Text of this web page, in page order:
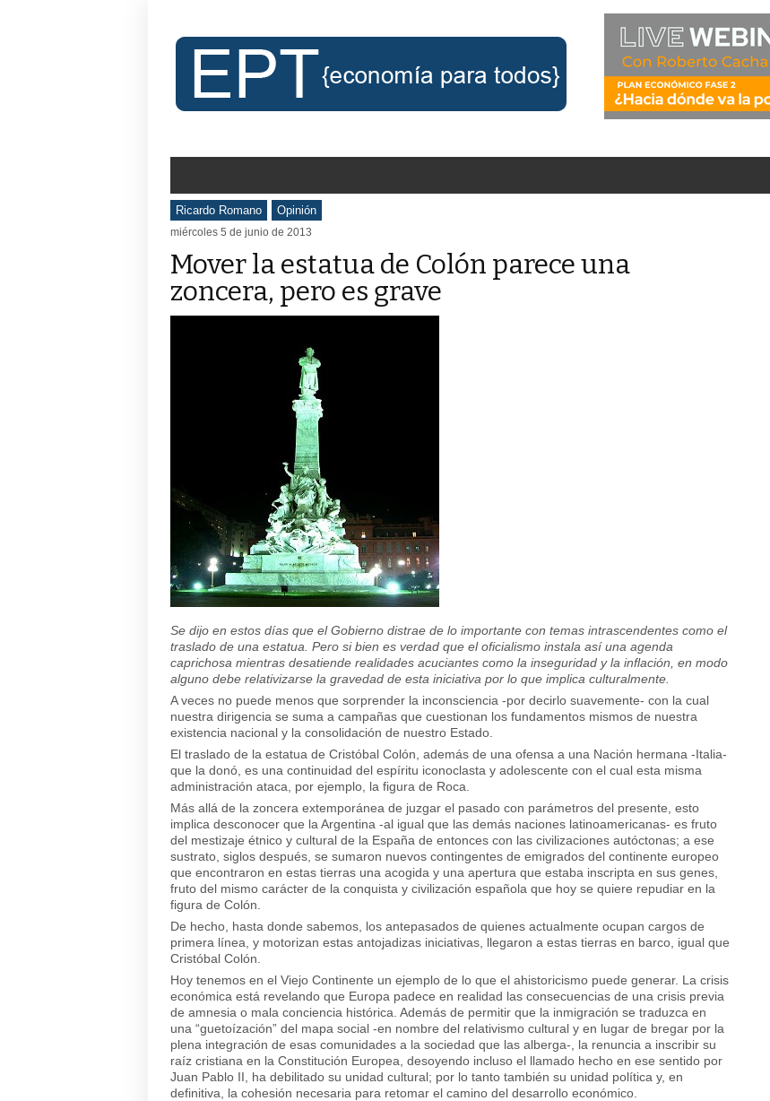
Ricardo Romano Opinión
miércoles 5 de junio de 2013
Mover la estatua de Colón parece una
zoncera, pero es grave
Se dijo en estos días que el Gobierno distrae de lo importante con temas intrascendentes como el
traslado de una estatua. Pero si bien es verdad que el oficialismo instala así una agenda
caprichosa mientras desatiende realidades acuciantes como la inseguridad y la inflación, en modo
alguno debe relativizarse la gravedad de esta iniciativa por lo que implica culturalmente.
A veces no puede menos que sorprender la inconsciencia -por decirlo suavemente- con la cual
nuestra dirigencia se suma a campañas que cuestionan los fundamentos mismos de nuestra
existencia nacional y la consolidación de nuestro Estado.
El traslado de la estatua de Cristóbal Colón, además de una ofensa a una Nación hermana -Italia-
que la donó, es una continuidad del espíritu iconoclasta y adolescente con el cual esta misma
administración ataca, por ejemplo, la figura de Roca.
Más allá de la zoncera extemporánea de juzgar el pasado con parámetros del presente, esto
implica desconocer que la Argentina -al igual que las demás naciones latinoamericanas- es fruto
del mestizaje étnico y cultural de la España de entonces con las civilizaciones autóctonas; a ese
sustrato, siglos después, se sumaron nuevos contingentes de emigrados del continente europeo
que encontraron en estas tierras una acogida y una apertura que estaba inscripta en sus genes,
fruto del mismo carácter de la conquista y civilización española que hoy se quiere repudiar en la
figura de Colón.
De hecho, hasta donde sabemos, los antepasados de quienes actualmente ocupan cargos de
primera línea, y motorizan estas antojadizas iniciativas, llegaron a estas tierras en barco, igual que
Cristóbal Colón.
Hoy tenemos en el Viejo Continente un ejemplo de lo que el ahistoricismo puede generar. La crisis
económica está revelando que Europa padece en realidad las consecuencias de una crisis previa
de amnesia o mala conciencia histórica. Además de permitir que la inmigración se traduzca en
una “guetoízación” del mapa social -en nombre del relativismo cultural y en lugar de bregar por la
plena integración de esas comunidades a la sociedad que las alberga-, la renuncia a inscribir su
raíz cristiana en la Constitución Europea, desoyendo incluso el llamado hecho en ese sentido por
Juan Pablo II, ha debilitado su unidad cultural; por lo tanto también su unidad política y, en
definitiva, la cohesión necesaria para retomar el camino del desarrollo económico.